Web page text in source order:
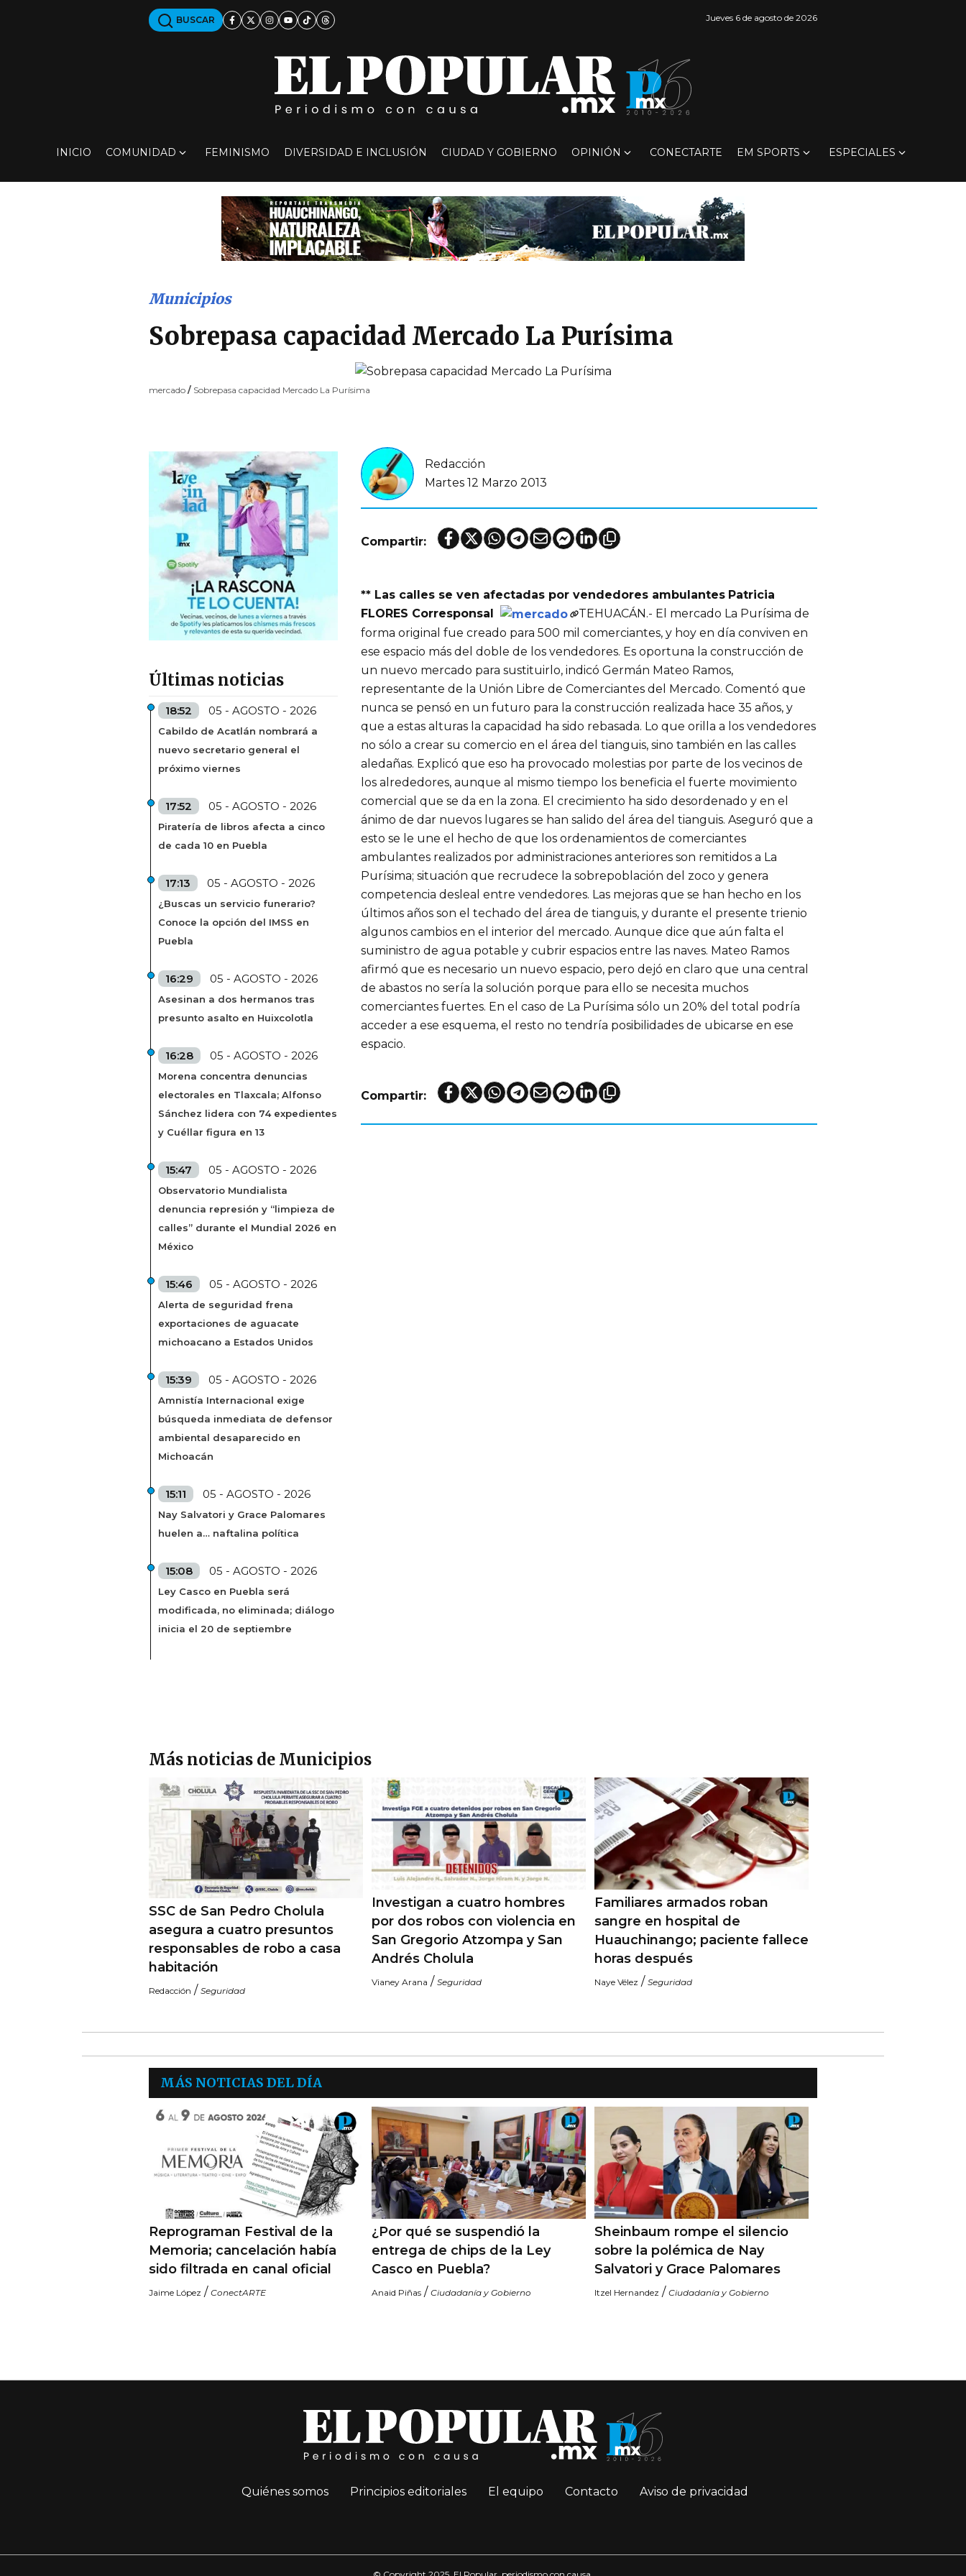
BUSCAR Jueves 6 de agosto de 2026
INICIO COMUNIDAD FEMINISMO DIVERSIDAD E INCLUSIÓN CIUDAD Y GOBIERNO OPINIÓN CONECTARTE EM SPORTS ESPECIALES
mercado / Sobrepasa capacidad Mercado La Purísima
Municipios
Sobrepasa capacidad Mercado La Purísima
Últimas noticias
18:52 05 - AGOSTO - 2026
Cabildo de Acatlán nombrará a
nuevo secretario general el
próximo viernes
17:52 05 - AGOSTO - 2026
Piratería de libros afecta a cinco
de cada 10 en Puebla
17:13 05 - AGOSTO - 2026
¿Buscas un servicio funerario?
Conoce la opción del IMSS en
Puebla
16:29 05 - AGOSTO - 2026
Asesinan a dos hermanos tras
presunto asalto en Huixcolotla
16:28 05 - AGOSTO - 2026
Morena concentra denuncias
electorales en Tlaxcala; Alfonso
Sánchez lidera con 74 expedientes
y Cuéllar figura en 13
15:47 05 - AGOSTO - 2026
Observatorio Mundialista
denuncia represión y “limpieza de
calles” durante el Mundial 2026 en
México
15:46 05 - AGOSTO - 2026
Alerta de seguridad frena
exportaciones de aguacate
michoacano a Estados Unidos
15:39 05 - AGOSTO - 2026
Amnistía Internacional exige
búsqueda inmediata de defensor
ambiental desaparecido en
Michoacán
15:11 05 - AGOSTO - 2026
Nay Salvatori y Grace Palomares
huelen a… naftalina política
15:08 05 - AGOSTO - 2026
Ley Casco en Puebla será
modificada, no eliminada; diálogo
inicia el 20 de septiembre
Redacción
Martes 12 Marzo 2013
Compartir:
** Las calles se ven afectadas por vendedores ambulantes Patricia
FLORES Corresponsal
TEHUACÁN.- El mercado La Purísima de
forma original fue creado para 500 mil comerciantes, y hoy en día conviven en
ese espacio más del doble de los vendedores. Es oportuna la construcción de
un nuevo mercado para sustituirlo, indicó Germán Mateo Ramos,
representante de la Unión Libre de Comerciantes del Mercado. Comentó que
nunca se pensó en un futuro para la construcción realizada hace 35 años, y
que a estas alturas la capacidad ha sido rebasada. Lo que orilla a los vendedores
no sólo a crear su comercio en el área del tianguis, sino también en las calles
aledañas. Explicó que eso ha provocado molestias por parte de los vecinos de
los alrededores, aunque al mismo tiempo los beneficia el fuerte movimiento
comercial que se da en la zona. El crecimiento ha sido desordenado y en el
ánimo de dar nuevos lugares se han salido del área del tianguis. Aseguró que a
esto se le une el hecho de que los ordenamientos de comerciantes
ambulantes realizados por administraciones anteriores son remitidos a La
Purísima; situación que recrudece la sobrepoblación del zoco y genera
competencia desleal entre vendedores. Las mejoras que se han hecho en los
últimos años son el techado del área de tianguis, y durante el presente trienio
algunos cambios en el interior del mercado. Aunque dice que aún falta el
suministro de agua potable y cubrir espacios entre las naves. Mateo Ramos
afirmó que es necesario un nuevo espacio, pero dejó en claro que una central
de abastos no sería la solución porque para ello se necesita muchos
comerciantes fuertes. En el caso de La Purísima sólo un 20% del total podría
acceder a ese esquema, el resto no tendría posibilidades de ubicarse en ese
espacio.
Compartir:
Más noticias de Municipios
SSC de San Pedro Cholula
asegura a cuatro presuntos
responsables de robo a casa
habitación
Redacción / Seguridad
Investigan a cuatro hombres
por dos robos con violencia en
San Gregorio Atzompa y San
Andrés Cholula
Vianey Arana / Seguridad
Familiares armados roban
sangre en hospital de
Huauchinango; paciente fallece
horas después
Naye Vélez / Seguridad
MÁS NOTICIAS DEL DÍA
Reprograman Festival de la
Memoria; cancelación había
sido filtrada en canal oficial
Jaime López / ConectARTE
¿Por qué se suspendió la
entrega de chips de la Ley
Casco en Puebla?
Anaid Piñas/ Ciudadanía y Gobierno
Sheinbaum rompe el silencio
sobre la polémica de Nay
Salvatori y Grace Palomares
Itzel Hernandez / Ciudadanía y Gobierno
Quiénes somos Principios editoriales El equipo Contacto Aviso de privacidad